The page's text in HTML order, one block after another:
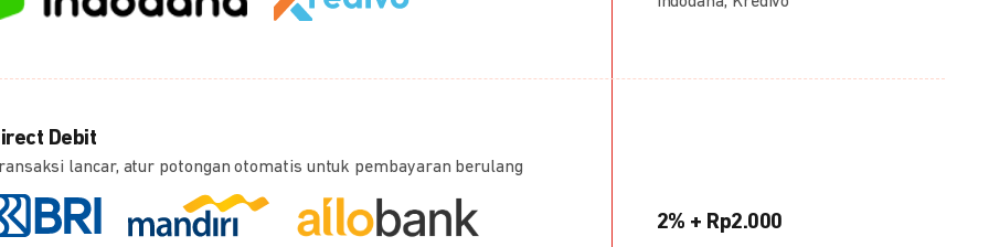
Debit
lancar, atur potongan otomatis untuk pembayaran berulang
2% + Rp2.000